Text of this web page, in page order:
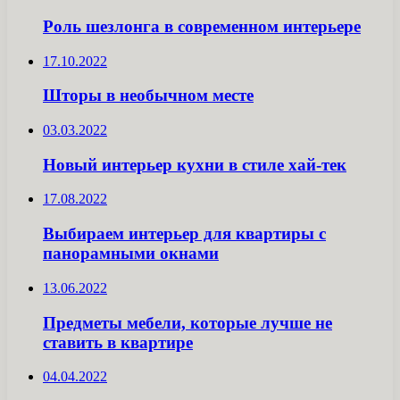
Роль шезлонга в современном интерьере
17.10.2022
Шторы в необычном месте
03.03.2022
Новый интерьер кухни в стиле хай-тек
17.08.2022
Выбираем интерьер для квартиры с
панорамными окнами
13.06.2022
Предметы мебели, которые лучше не
ставить в квартире
04.04.2022